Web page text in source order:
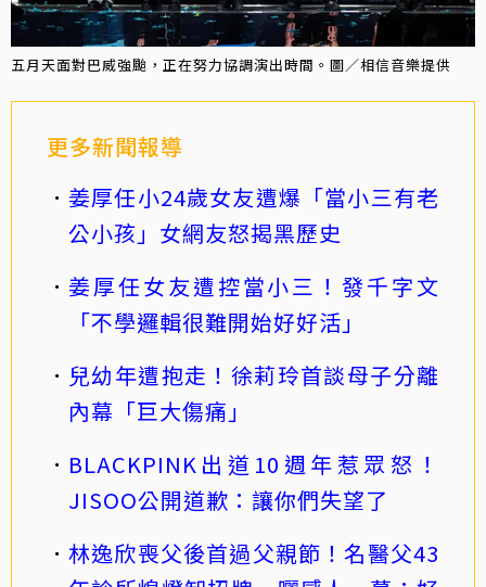
五月天面對巴威強颱，正在努力協調演出時間。圖／相信音樂提供
更多新聞報導
姜厚任小24歲女友遭爆「當小三有老
公小孩」女網友怒揭黑歷史
姜厚任女友遭控當小三！發千字文
「不學邏輯很難開始好好活」
兒幼年遭抱走！徐莉玲首談母子分離
內幕「巨大傷痛」
BLACKPINK出道10週年惹眾怒！
JISOO公開道歉：讓你們失望了
林逸欣喪父後首過父親節！名醫父43